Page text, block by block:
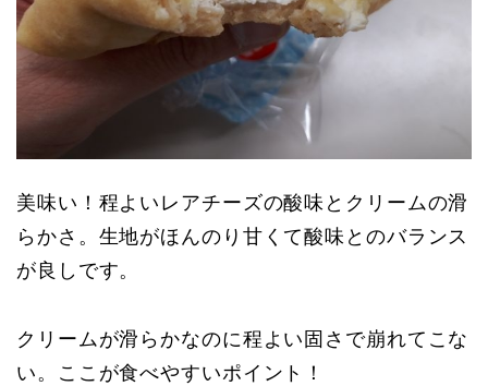
美味い！程よいレアチーズの酸味とクリームの滑
らかさ。生地がほんのり甘くて酸味とのバランス
が良しです。
クリームが滑らかなのに程よい固さで崩れてこな
い。ここが食べやすいポイント！